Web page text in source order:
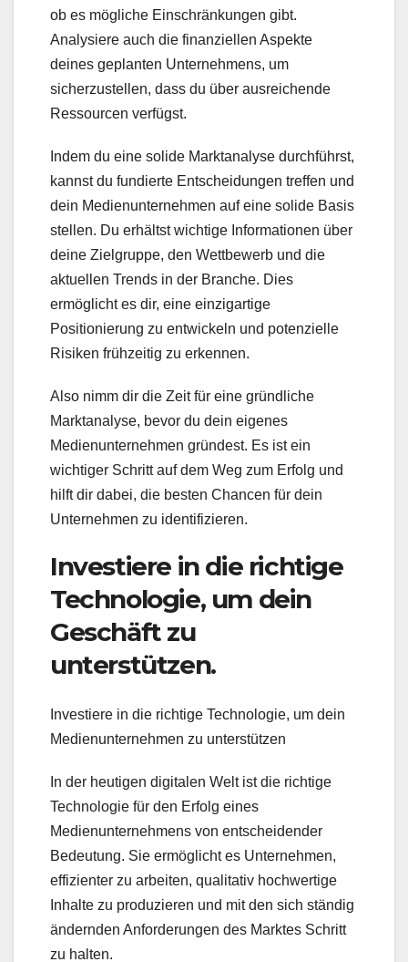
ob es mögliche Einschränkungen gibt.
Analysiere auch die finanziellen Aspekte
deines geplanten Unternehmens, um
sicherzustellen, dass du über ausreichende
Ressourcen verfügst.
Indem du eine solide Marktanalyse durchführst,
kannst du fundierte Entscheidungen treffen und
dein Medienunternehmen auf eine solide Basis
stellen. Du erhältst wichtige Informationen über
deine Zielgruppe, den Wettbewerb und die
aktuellen Trends in der Branche. Dies
ermöglicht es dir, eine einzigartige
Positionierung zu entwickeln und potenzielle
Risiken frühzeitig zu erkennen.
Also nimm dir die Zeit für eine gründliche
Marktanalyse, bevor du dein eigenes
Medienunternehmen gründest. Es ist ein
wichtiger Schritt auf dem Weg zum Erfolg und
hilft dir dabei, die besten Chancen für dein
Unternehmen zu identifizieren.
Investiere in die richtige
Technologie, um dein
Geschäft zu
unterstützen.
Investiere in die richtige Technologie, um dein
Medienunternehmen zu unterstützen
In der heutigen digitalen Welt ist die richtige
Technologie für den Erfolg eines
Medienunternehmens von entscheidender
Bedeutung. Sie ermöglicht es Unternehmen,
effizienter zu arbeiten, qualitativ hochwertige
Inhalte zu produzieren und mit den sich ständig
ändernden Anforderungen des Marktes Schritt
zu halten.